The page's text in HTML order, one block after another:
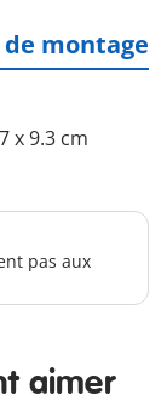
montage
x 9.3 cm
pas aux
aimer